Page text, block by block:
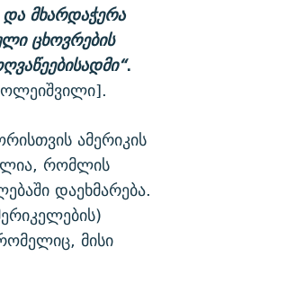
მხარდაჭერა
ცხოვრების
.
ამერიკის
რომლის
დაეხმარება.
მისი